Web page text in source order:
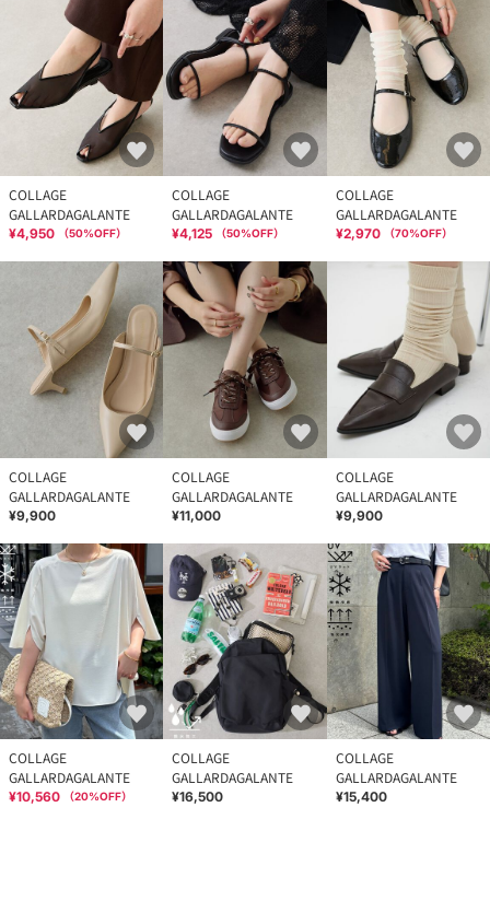
COLLAGE
GALLARDAGALANTE
¥4,950 （50%OFF）
COLLAGE
GALLARDAGALANTE
¥4,125 （50%OFF）
COLLAGE
GALLARDAGALANTE
¥2,970 （70%OFF）
COLLAGE
GALLARDAGALANTE
¥9,900
COLLAGE
GALLARDAGALANTE
¥11,000
COLLAGE
GALLARDAGALANTE
¥9,900
COLLAGE
GALLARDAGALANTE
¥10,560 （20%OFF）
COLLAGE
GALLARDAGALANTE
¥16,500
COLLAGE
GALLARDAGALANTE
¥15,400